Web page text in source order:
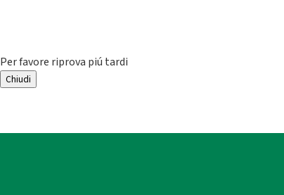
Per favore riprova piú tardi
Chiudi